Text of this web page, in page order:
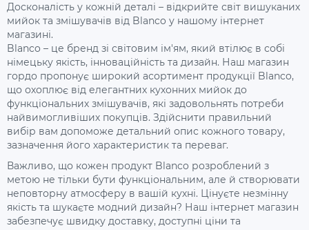
Досконалість у кожній деталі – відкрийте світ вишуканих
мийок та змішувачів від Blanco у нашому інтернет
магазині.
Blanco – це бренд зі світовим ім'ям, який втілює в собі
німецьку якість, інноваційність та дизайн. Наш магазин
гордо пропонує широкий асортимент продукції Blanco,
що охоплює від елегантних кухонних мийок до
функціональних змішувачів, які задовольнять потреби
найвимогливіших покупців. Здійснити правильний
вибір вам допоможе детальний опис кожного товару,
зазначення його характеристик та переваг.
Важливо, що кожен продукт Blanco розроблений з
метою не тільки бути функціональним, але й створювати
неповторну атмосферу в вашій кухні. Цінуєте незмінну
якість та шукаєте модний дизайн? Наш інтернет магазин
забезпечує швидку доставку, доступні ціни та